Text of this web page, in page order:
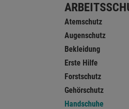
Atemschutz
Augenschutz
Bekleidung
Erste Hilfe
Forstschutz
Gehörschutz
Handschuhe